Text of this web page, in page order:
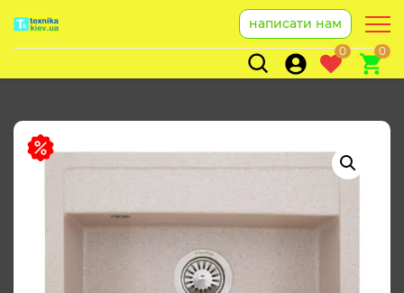
написати нам
0 0